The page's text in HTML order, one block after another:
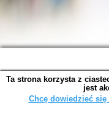
Ta strona korzysta z
jest
Chcę dowiedzieć się